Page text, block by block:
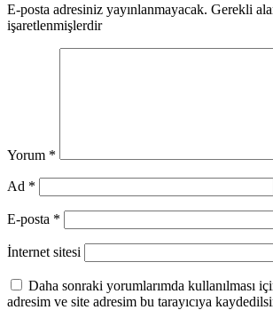
E-posta adresiniz yayınlanmayacak. Gerekli
işaretlenmişlerdir
Yorum *
Ad *
E-posta *
İnternet sitesi
Daha sonraki yorumlarımda kullanılması
adresim ve site adresim bu tarayıcıya